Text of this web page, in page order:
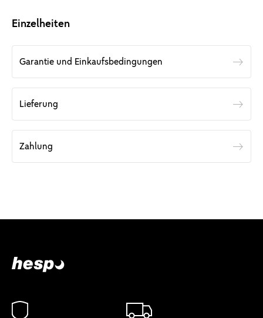
Einzelheiten
Garantie und Einkaufsbedingungen
Lieferung
Zahlung